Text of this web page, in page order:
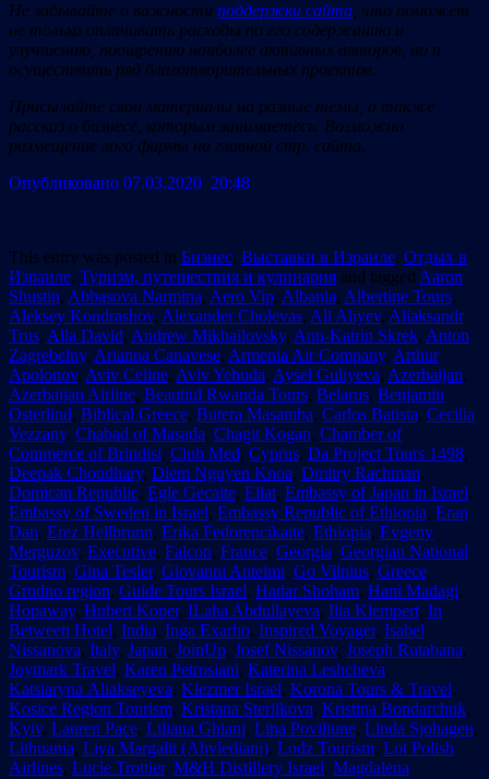
Не забывайте о важности поддержки сайта , что поможет
не только оплачивать расходы по его содержанию и
улучшению, поощрению наиболее активных авторов, но и
осуществить ряд благотворительных проектов.
Присылайте свои материалы на разные темы, а также
рассказ о бизнесе, которым занимаетесь. Возможно
размещение лого фирмы на главной стр. сайта.
Опубликовано 07.03.2020 20:48
This entry was posted in Бизнес, Выставки в Израиле, Отдых в
Израиле, Туризм, путешествия и кулинария and tagged Aaron
Shustin, Abbasova Narmina, Aero Vip, Albania, Albertine Tours,
Aleksey Kondrashov, Alexander Cholevas, Ali Aliyev, Aliaksandr
Trus, Alla David, Andrew Mikhailovsky, Ann-Katrin Skrek, Anton
Zagrebelny, Arianna Canavese, Armenia Air Company, Arthur
Apolonov, Aviv Celine, Aviv Yehuda, Aysel Guliyeva, Azerbaijan,
Azerbaijan Airline, Beautiul Rwanda Tours, Belarus, Benjamin
Osterlind, Biblical Greece, Butera Masamba, Carlos Batista, Cecilia
Vezzany, Chabad of Masada, Chagit Kogan, Chamber of
Commerce of Brindisi, Club Med, Cyprus, Da Project Tours 1498,
Deepak Choudhary, Diem Nguyen Knoa, Dmitry Rachman,
Domican Republic, Egle Gecaite, Eilat, Embassy of Japan in Israel,
Embassy of Sweden in Israel, Embassy Republic of Ethiopia, Eran
Dan, Erez Heilbrunn, Erika Fedorencikaite, Ethiopia, Evgeny
Merguzov, Executive, Falcon, France, Georgia, Georgian National
Tourism, Gina Tesler, Giovanni Anteimi, Go Vilnius, Greece,
Grodno region, Guide Tours Israel, Hadar Shoham, Hani Madagi,
Hopaway, Hubert Koper, ILaha Abdullayeva, Ilia Klempert, In
Between Hotel, India, Inga Exarho, Inspired Voyager, Isabel
Nissanova, Italy, Japan, JoinUp, Josef Nissanov, Joseph Rutabana,
Joymark Travel, Karen Petrosiani, Katerina Leshcheva,
Katsiaryna Aliakseyeva, Klezmer Israel, Korona Tours & Travel,
Kosice Region Tourism, Kristana Sterlikova, Kristina Bondarchuk,
Kyiv, Lauren Pace, Liliana Ghiani, Lina Poviliune, Linda Sjohagen,
Lithuania, Liya Margalit (Ahvlediani), Lodz Tourism, Lot Polish
Airlines, Lucie Trottier, M&H Distillery Israel, Magdalena